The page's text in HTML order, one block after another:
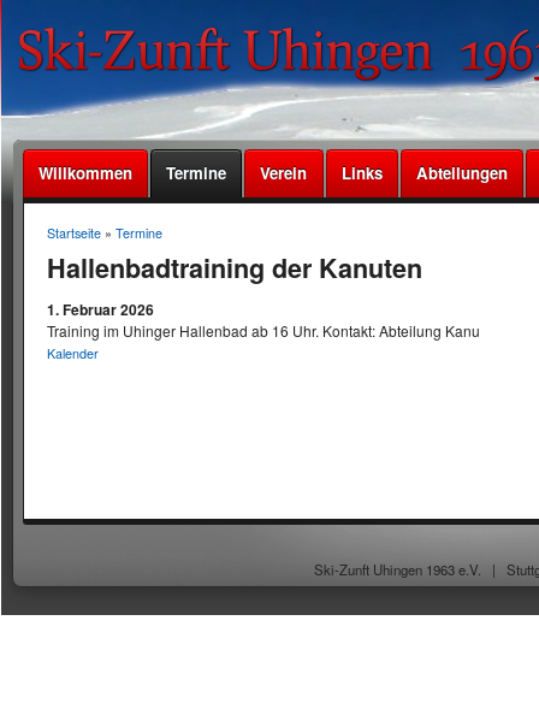
Willkommen Termine Verein Links Abteilungen
Startseite» Termine
Hallenbadtraining der Kanuten
1. Februar 2026
Training im Uhinger Hallenbad ab 16 Uhr. Kontakt: Abteilung Kanu
Kalender
Ski-Zunft Uhingen 1963 e.V. |